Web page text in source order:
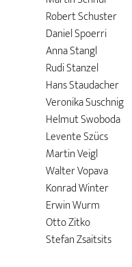
Robert Schuster
Daniel Spoerri
Anna Stangl
Rudi Stanzel
Hans Staudacher
Veronika Suschnig
Helmut Swoboda
Levente Szücs
Martin Veigl
Walter Vopava
Konrad Winter
Erwin Wurm
Otto Zitko
Stefan Zsaitsits